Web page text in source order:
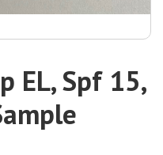
EL, Spf 15,